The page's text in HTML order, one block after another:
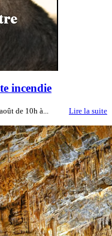
incendie
de 10h à... Lire la suite